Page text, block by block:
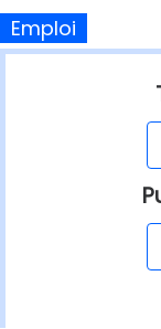
Emploi